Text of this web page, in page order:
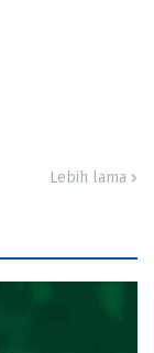
Lebih lama